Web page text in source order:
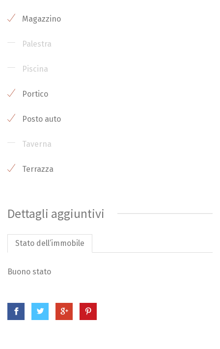
Magazzino
Palestra
Piscina
Portico
Posto auto
Taverna
Terrazza
Dettagli aggiuntivi
Stato dell’immobile
Buono stato